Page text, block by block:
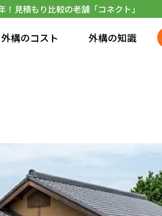
見積もり比較の老舗「コネクト」
外構のコスト 外構の知識